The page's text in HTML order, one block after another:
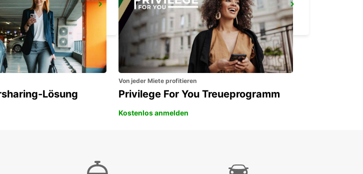
BUENOS AIRES JORGE NEWBERY FLUGHAFEN
ARGENTINA
PUNTA DEL ESTE BUS STATION
PUNTA DEL ESTE - URUGUAY
Lösung
Von jeder Miete profitieren
Privilege For You Treueprogramm
Kostenlos anmelden